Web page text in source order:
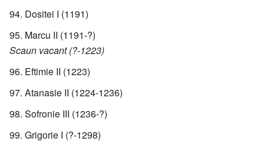
Dositei I (1191)
Marcu II (1191-?)
Scaun vacant (?-1223)
Eftimie II (1223)
Atanasie II (1224-1236)
Sofronie III (1236-?)
Grigorie I (?-1298)